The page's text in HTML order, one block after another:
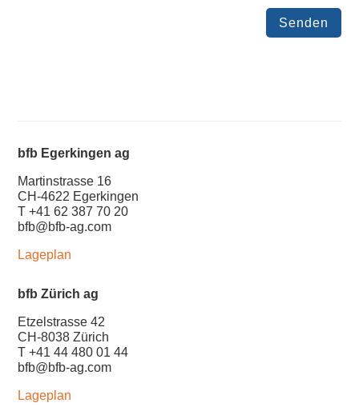
Senden
bfb Egerkingen ag
Martinstrasse 16
CH-4622 Egerkingen
T +41 62 387 70 20
bfb@bfb-ag.com
Lageplan
bfb Zürich ag
Etzelstrasse 42
CH-8038 Zürich
T +41 44 480 01 44
bfb@bfb-ag.com
Lageplan